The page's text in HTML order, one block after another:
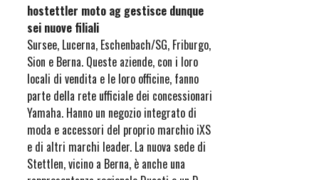
hostettler moto ag gestisce dunque
sei nuove filiali
Sursee, Lucerna, Eschenbach/SG, Friburgo,
Sion e Berna. Queste aziende, con i loro
locali di vendita e le loro officine, fanno
parte della rete ufficiale dei concessionari
Yamaha. Hanno un negozio integrato di
moda e accessori del proprio marchio iXS
e di altri marchi leader. La nuova sede di
Stettlen, vicino a Berna, è anche una